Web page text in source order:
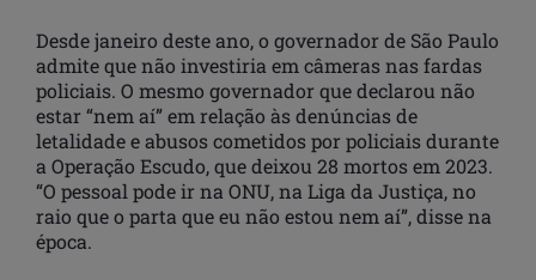
Desde janeiro deste ano, o governador de São Paulo
admite que não investiria em câmeras nas fardas
policiais. O mesmo governador que declarou não
estar “nem aí” em relação às denúncias de
letalidade e abusos cometidos por policiais durante
a Operação Escudo, que deixou 28 mortos em 2023.
“O pessoal pode ir na ONU, na Liga da Justiça, no
raio que o parta que eu não estou nem aí”, disse na
época.